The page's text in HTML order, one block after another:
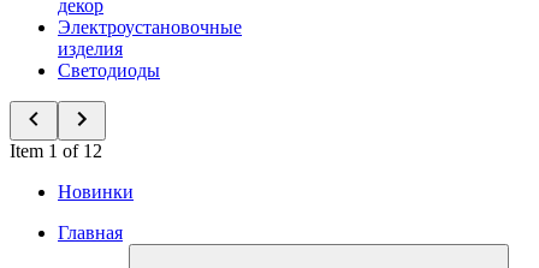
декор
Электроустановочные
изделия
Светодиоды
Item 1 of 12
Новинки
Главная